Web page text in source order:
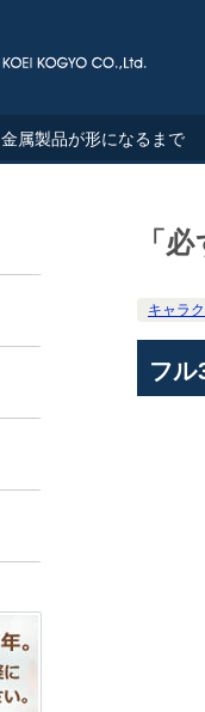
金属製品が形になるまで
「
キャラ
フル